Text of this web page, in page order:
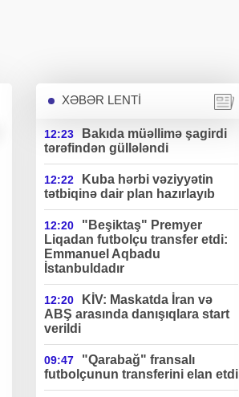
XƏBƏR LENTİ
12:23
Bakıda müəllimə şagirdi
tərəfindən güllələndi
12:22
Kuba hərbi vəziyyətin
tətbiqinə dair plan hazırlayıb
12:20
"Beşiktaş" Premyer
Liqadan futbolçu transfer etdi:
Emmanuel Aqbadu
İstanbuldadır
12:20
KİV: Maskatda İran və
ABŞ arasında danışıqlara start
verildi
09:47
"Qarabağ" fransalı
futbolçunun transferini elan etdi